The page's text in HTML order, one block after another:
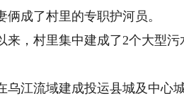
成了村里的专职护河员。
，村里集中建成了2个大型污
江流域建成投运县城及中心